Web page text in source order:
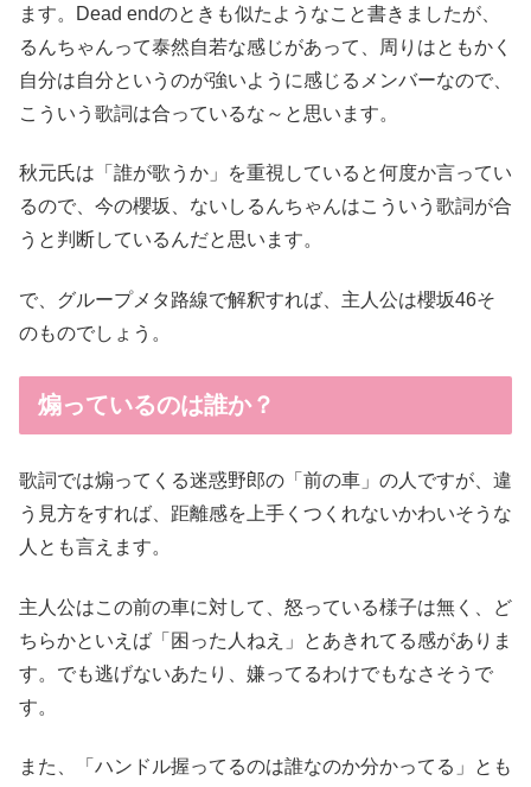
ます。Dead endのときも似たようなこと書きましたが、
るんちゃんって泰然自若な感じがあって、周りはともかく
自分は自分というのが強いように感じるメンバーなので、
こういう歌詞は合っているな～と思います。
秋元氏は「誰が歌うか」を重視していると何度か言ってい
るので、今の櫻坂、ないしるんちゃんはこういう歌詞が合
うと判断しているんだと思います。
で、グループメタ路線で解釈すれば、主人公は櫻坂46そ
のものでしょう。
煽っているのは誰か？
歌詞では煽ってくる迷惑野郎の「前の車」の人ですが、違
う見方をすれば、距離感を上手くつくれないかわいそうな
人とも言えます。
主人公はこの前の車に対して、怒っている様子は無く、ど
ちらかといえば「困った人ねえ」とあきれてる感がありま
す。でも逃げないあたり、嫌ってるわけでもなさそうで
す。
また、「ハンドル握ってるのは誰なのか分かってる」とも